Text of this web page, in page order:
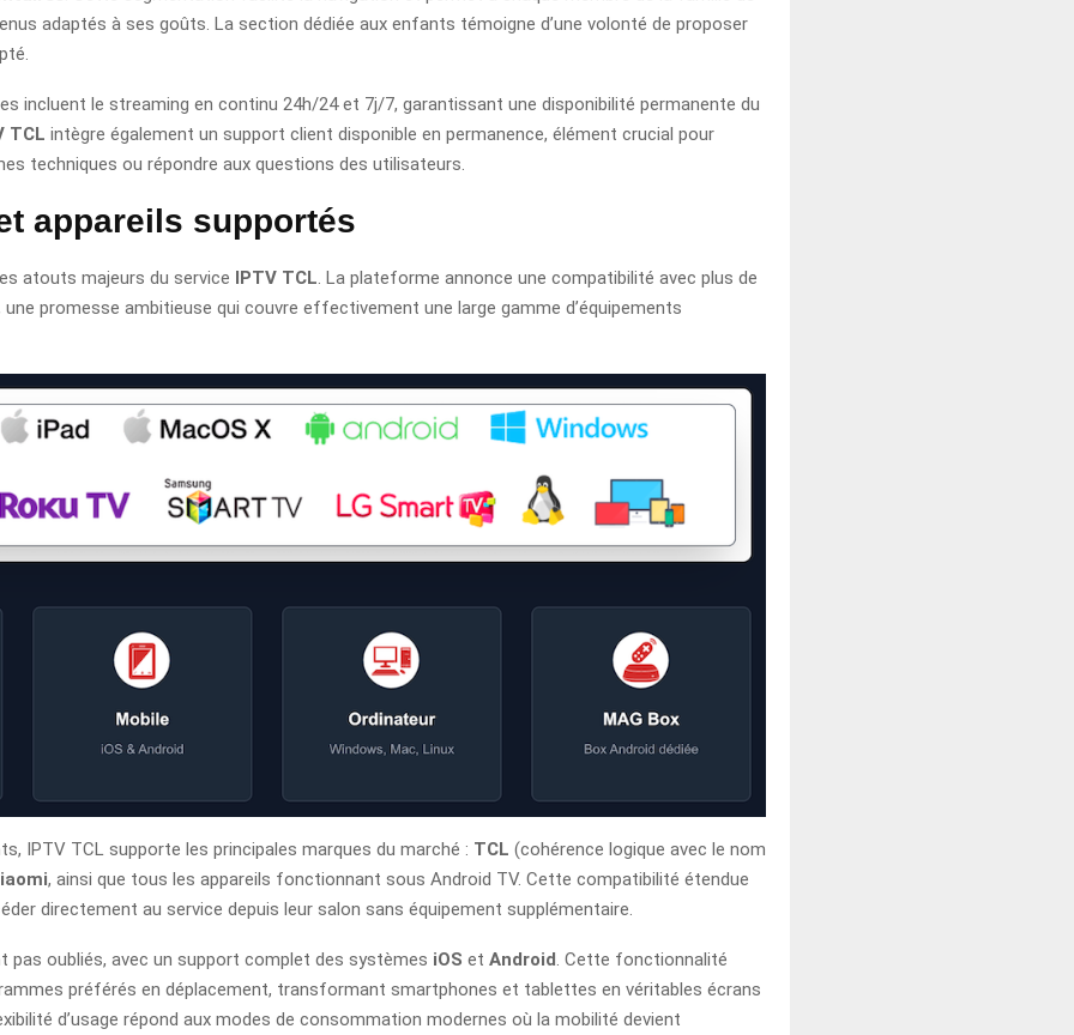
adaptés à ses goûts. La section dédiée aux enfants témoigne d’une volonté de proposer
incluent le streaming en continu 24h/24 et 7j/7, garantissant une disponibilité permanente du
TCL intègre également un support client disponible en permanence, élément crucial pour
techniques ou répondre aux questions des utilisateurs.
appareils supportés
atouts majeurs du service IPTV TCL. La plateforme annonce une compatibilité avec plus de
une promesse ambitieuse qui couvre effectivement une large gamme d’équipements
IPTV TCL supporte les principales marques du marché : TCL (cohérence logique avec le nom
, ainsi que tous les appareils fonctionnant sous Android TV. Cette compatibilité étendue
directement au service depuis leur salon sans équipement supplémentaire.
pas oubliés, avec un support complet des systèmes iOS et Android. Cette fonctionnalité
préférés en déplacement, transformant smartphones et tablettes en véritables écrans
d’usage répond aux modes de consommation modernes où la mobilité devient